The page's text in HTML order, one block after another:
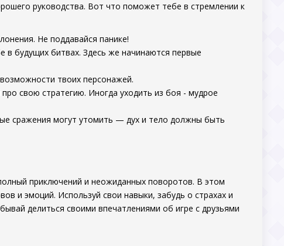
руководства. Вот что поможет тебе в стремлении к
Не поддавайся панике!
в будущих битвах. Здесь же начинаются первые
твоих персонажей.
свою стратегию. Иногда уходить из боя - мудрое
сражения могут утомить — дух и тело должны быть
приключений и неожиданных поворотов. В этом
и эмоций. Используй свои навыки, забудь о страхах и
делиться своими впечатлениями об игре с друзьями